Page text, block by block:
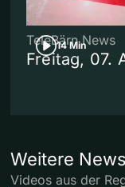
14 Min
TeleBärn News
Freitag, 07.
Weitere News
Videos aus der